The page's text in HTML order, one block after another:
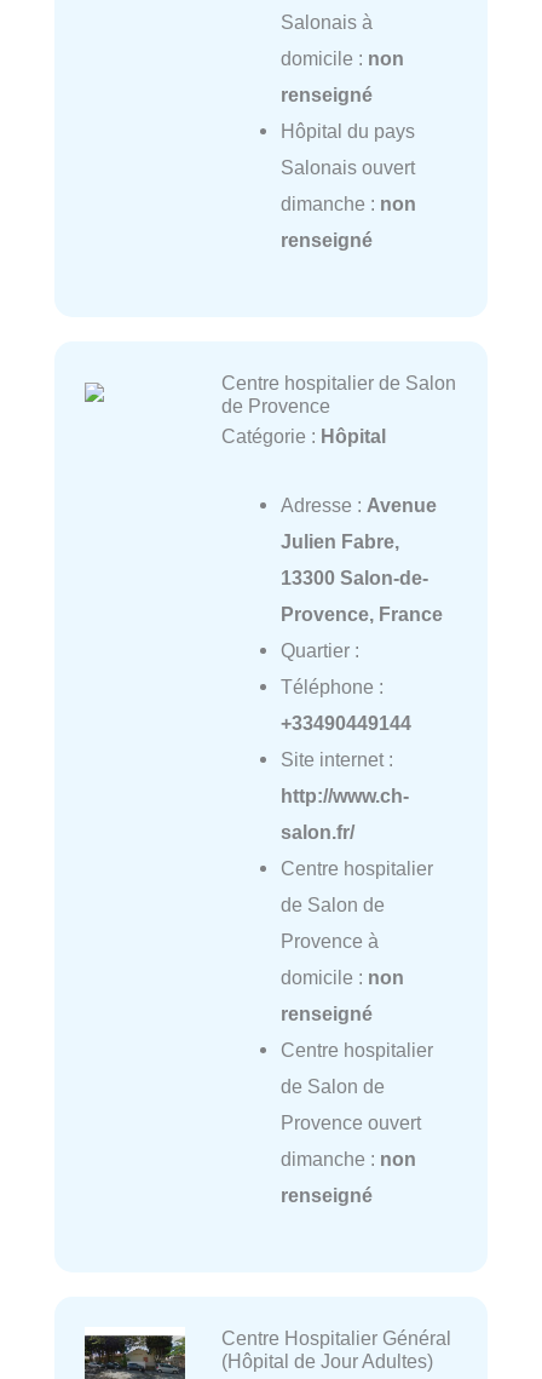
Salonais à
domicile : non
renseigné
Hôpital du pays
Salonais ouvert
dimanche : non
renseigné
Centre hospitalier de Salon
de Provence
Catégorie : Hôpital
Adresse : Avenue
Julien Fabre,
13300 Salon-de-
Provence, France
Quartier :
Téléphone :
+33490449144
Site internet :
http://www.ch-
salon.fr/
Centre hospitalier
de Salon de
Provence à
domicile : non
renseigné
Centre hospitalier
de Salon de
Provence ouvert
dimanche : non
renseigné
Centre Hospitalier Général
(Hôpital de Jour Adultes)